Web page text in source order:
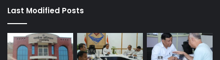
Last Modified Posts